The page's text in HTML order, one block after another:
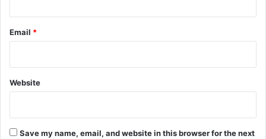
Email *
Website
Save my name, email, and website in this browser for the next